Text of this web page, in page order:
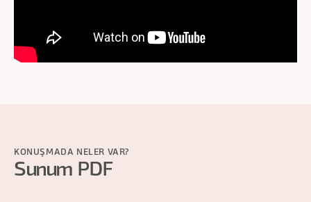
KONUŞMADA NELER VAR?
Sunum PDF